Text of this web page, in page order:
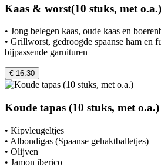
Kaas & worst(10 stuks, met o.a.)
• Jong belegen kaas, oude kaas en
• Grillworst, gedroogde spaanse ham en
bijpassende garnituren
€ 16.30
Koude tapas (10 stuks, met o.a.)
• Kipvleugeltjes
• Albondigas (Spaanse gehaktballetjes)
• Olijven
• Jamon iberico